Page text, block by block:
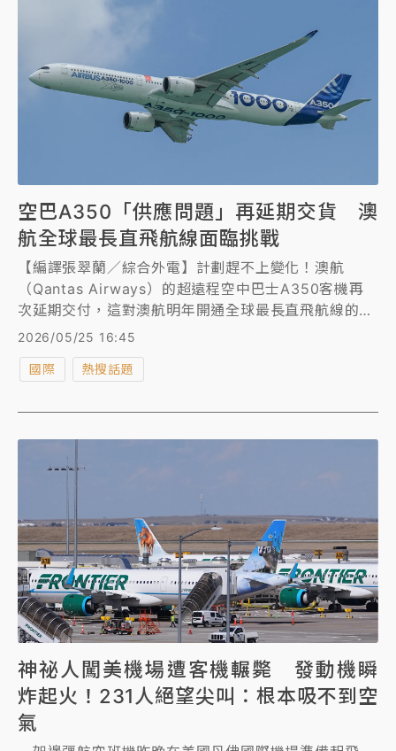
空巴A350「供應問題」再延期交貨 澳
航全球最長直飛航線面臨挑戰
【編譯張翠蘭／綜合外電】計劃趕不上變化！澳航
（Qantas Airways）的超遠程空中巴士A350客機再
次延期交付，這對澳航明年開通全球最長直飛航線的計
劃，無疑是又一次打擊。
2026/05/25 16:45
國際 熱搜話題
神祕人闖美機場遭客機輾斃 發動機瞬
炸起火！231人絕望尖叫：根本吸不到空
氣